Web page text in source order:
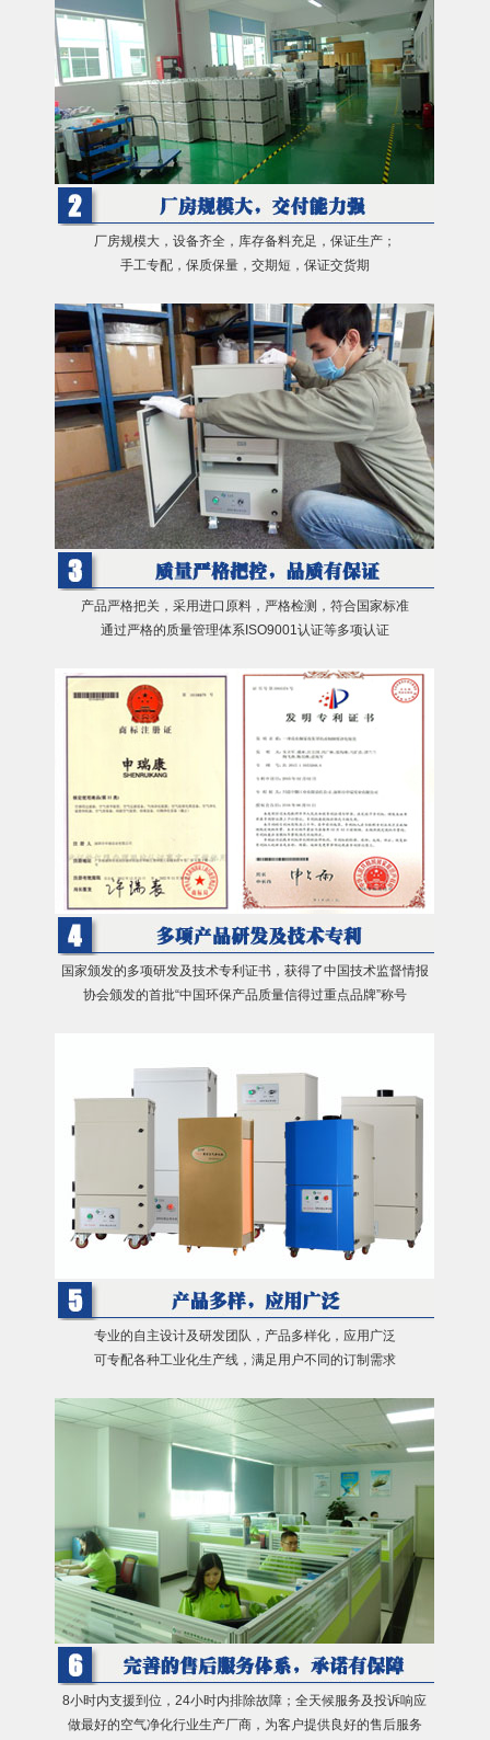
厂房规模大，设备齐全，库存备料充足，保证生产；
手工专配，保质保量，交期短，保证交货期
产品严格把关，采用进口原料，严格检测，符合国家标准
通过严格的质量管理体系ISO9001认证等多项认证
国家颁发的多项研发及技术专利证书，获得了中国技术监督情报
协会颁发的首批“中国环保产品质量信得过重点品牌”称号
专业的自主设计及研发团队，产品多样化，应用广泛
可专配各种工业化生产线，满足用户不同的订制需求
8小时内支援到位，24小时内排除故障；全天候服务及投诉响应
做最好的空气净化行业生产厂商，为客户提供良好的售后服务